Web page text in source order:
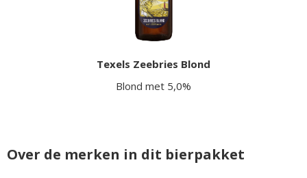
Texels Zeebries Blond
Blond met 5,0%
Over de merken in dit bierpakket